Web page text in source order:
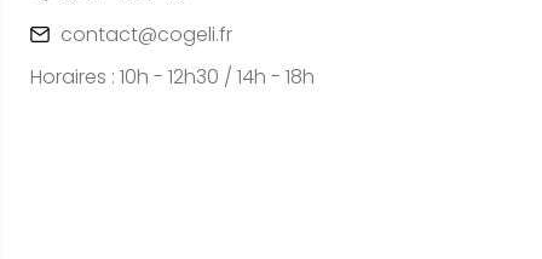
contact@cogeli.fr
Horaires : 10h - 12h30 / 14h - 18h